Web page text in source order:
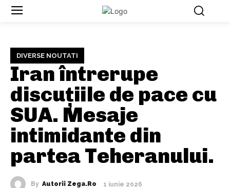
DIVERSE NOUTATI
Iran întrerupe
discuțiile de pace cu
SUA. Mesaje
intimidante din
partea Teheranului.
By Autorii Zega.ro 1 iunie 2026